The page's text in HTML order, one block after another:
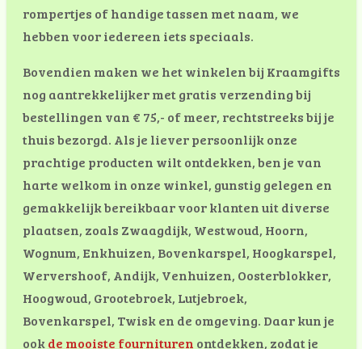
rompertjes of handige tassen met naam, we
hebben voor iedereen iets speciaals.
Bovendien maken we het winkelen bij Kraamgifts
nog aantrekkelijker met gratis verzending bij
bestellingen van € 75,- of meer, rechtstreeks bij je
thuis bezorgd. Als je liever persoonlijk onze
prachtige producten wilt ontdekken, ben je van
harte welkom in onze winkel, gunstig gelegen en
gemakkelijk bereikbaar voor klanten uit diverse
plaatsen, zoals Zwaagdijk, Westwoud, Hoorn,
Wognum, Enkhuizen, Bovenkarspel, Hoogkarspel,
Wervershoof, Andijk, Venhuizen, Oosterblokker,
Hoogwoud, Grootebroek, Lutjebroek,
Bovenkarspel, Twisk en de omgeving. Daar kun je
ook de mooiste fournituren ontdekken, zodat je